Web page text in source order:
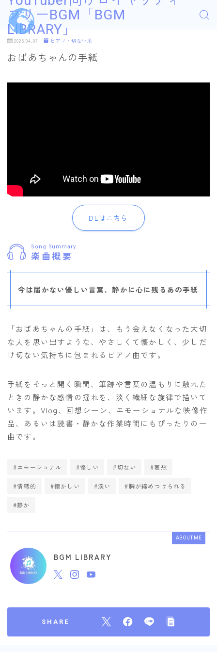
フリーBGM「BGM
LIBRARY」
2025.04.07 ピアノ・切ない系
おばあちゃんの手紙
DLはこちら
Song Summary
楽曲概要
今は届かない優しい言葉、静かに心に残るあの手紙
「おばあちゃんの手紙」は、もう会えなくなった大切
な人を思い出すような、やさしくて懐かしく、少しだ
け切ない気持ちに包まれるピアノ曲です。
手紙をそっと開く瞬間、筆跡や言葉の温もりに触れた
ときの静かな感情の揺れを、淡く繊細な旋律で描いて
います。Vlog、回想シーン、エモーショナルな映像作
品、あるいは読書・静かな作業時間にもぴったりの一
曲です。
#エモーショナル #優しい #切ない #哀愁
#情緒的 #懐かしい #淡い #胸が締めつけられる
#静か
ABOUT ME
BGM LIBRARY
SHARE